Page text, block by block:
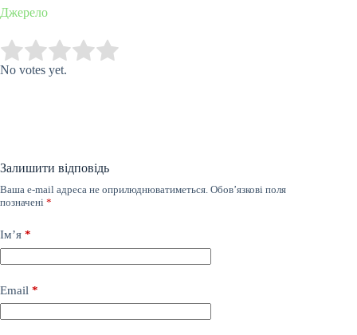
Джерело
Rate this item:
No votes yet.
Залишити відповідь
Ваша e-mail адреса не оприлюднюватиметься. Обов’язкові поля
позначені *
Ім’я *
Email *